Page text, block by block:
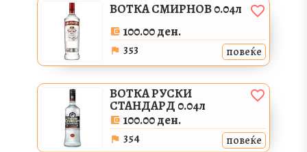
ВОТКА СМИРНОВ 0.04л
100.00 ден.
353 повеќе
ВОТКА РУСКИ
СТАНДАРД 0.04л
100.00 ден.
354 повеќе